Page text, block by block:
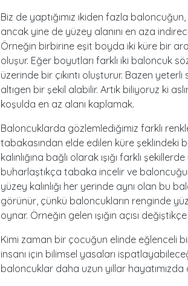
Biz de yaptığımız ikiden fazla
ancak yine de yüzey alanını en aza
Örneğin birbirine eşit boyda iki küre bir
oluşur. Eğer boyutları farklı iki baloncuk
üzerinde bir çıkıntı oluşturur. Bazen
altıgen bir şekil alabilir. Artık biliyoruz ki
koşulda en az alanı kaplamak.
Baloncuklarda gözlemlediğimiz farklı
tabakasından elde edilen küre şeklindeki
kalınlığına bağlı olarak ışığı farklı
buharlaştıkça tabaka incelir ve
yüzey kalınlığı her yerinde aynı olan bu
görünür, çünkü baloncukların renginde
oynar. Örneğin gelen ışığın açısı
Kimi zaman bir çocuğun elinde eğlenceli
insanı için bilimsel yasaları
baloncuklar daha uzun yıllar